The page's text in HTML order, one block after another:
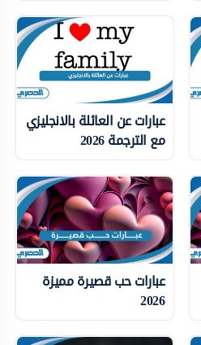
عبارات عن العائلة بالانجليزي
مع الترجمة 2026
عبارات حب قصيرة مميزة
2026